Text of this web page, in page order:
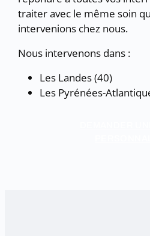
traiter avec le même soin
intervenions chez nous.
Nous intervenons dans :
Les Landes (40)
Les Pyrénées-